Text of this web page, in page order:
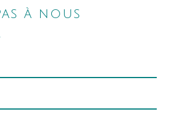
à nous